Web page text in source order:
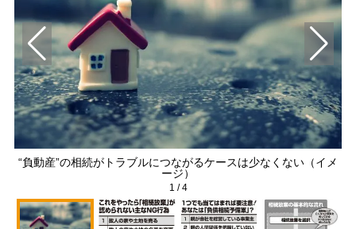
“負動産”の相続がトラブルにつながるケースは少なくない（イメ
ージ）
1 /4